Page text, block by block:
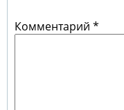
Комментарий *